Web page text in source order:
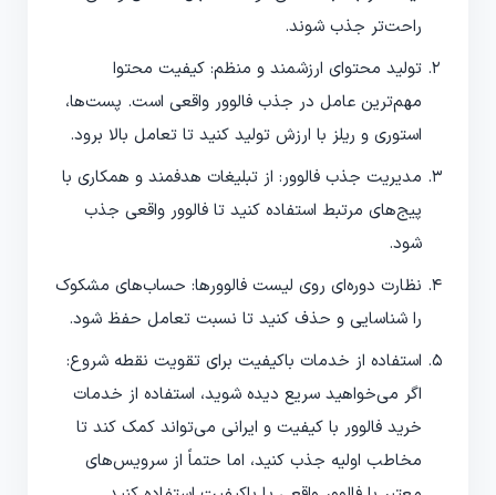
راحت‌تر جذب شوند.
تولید محتوای ارزشمند و منظم: کیفیت محتوا
مهم‌ترین عامل در جذب فالوور واقعی است. پست‌ها،
استوری و ریلز با ارزش تولید کنید تا تعامل بالا برود.
مدیریت جذب فالوور: از تبلیغات هدفمند و همکاری با
پیج‌های مرتبط استفاده کنید تا فالوور واقعی جذب
شود.
نظارت دوره‌ای روی لیست فالوورها: حساب‌های مشکوک
را شناسایی و حذف کنید تا نسبت تعامل حفظ شود.
استفاده از خدمات باکیفیت برای تقویت نقطه شروع:
اگر می‌خواهید سریع دیده شوید، استفاده از خدمات
خرید فالوور با کیفیت و ایرانی می‌تواند کمک کند تا
مخاطب اولیه جذب کنید، اما حتماً از سرویس‌های